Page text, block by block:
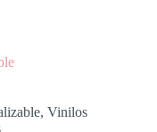
,Vinilos